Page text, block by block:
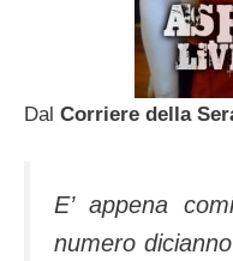
Dal Corriere della
E’ appena
numero